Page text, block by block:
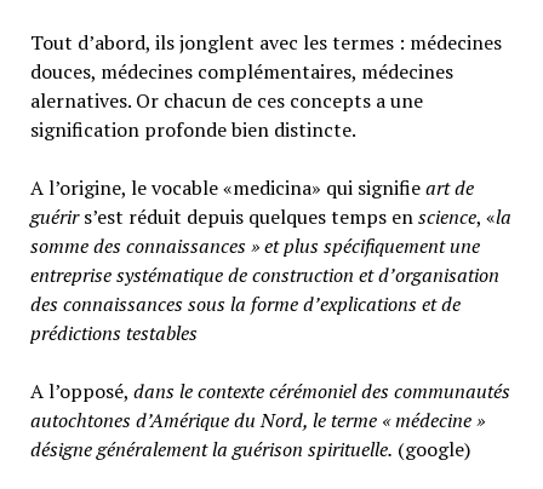
Tout d’abord, ils jonglent avec les termes : médecines
douces, médecines complémentaires, médecines
alernatives. Or chacun de ces concepts a une
signification profonde bien distincte.
A l’origine, le vocable «medicina» qui signifieart de
guérirs’est réduit depuis quelques temps enscience, «la
somme des connaissances » et plus spécifiquement une
entreprise systématique de construction et d’organisation
des connaissances sous la forme d’explications et de
prédictions testables
A l’opposé, dans le contexte cérémoniel des communautés
autochtones d’Amérique du Nord, le terme « médecine »
désigne généralementla guérison spirituelle. (google)